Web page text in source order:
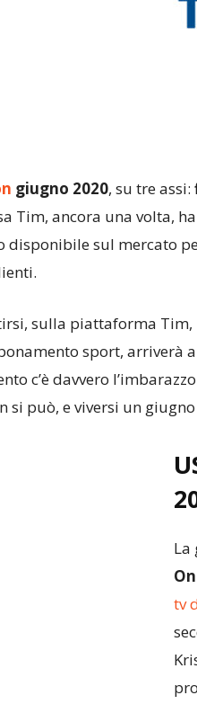
giugno 2020, su tre assi:
Tim, ancora una volta,
disponibile sul mercato
sulla piattaforma Tim,
sport, arriverà
c’è davvero
si può, e viversi un
La
tv